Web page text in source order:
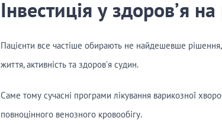
Інвестиція у здоров’я
Пацієнти все частіше обирають не найдешевше
життя, активність та здоров’я судин.
Саме тому сучасні програми лікування варикозної
повноцінного венозного кровообігу.